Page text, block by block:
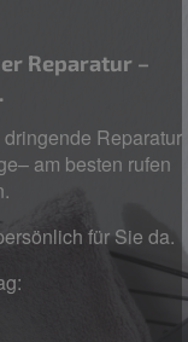
Reparatur –
Reparatur
am besten rufen
für Sie da.